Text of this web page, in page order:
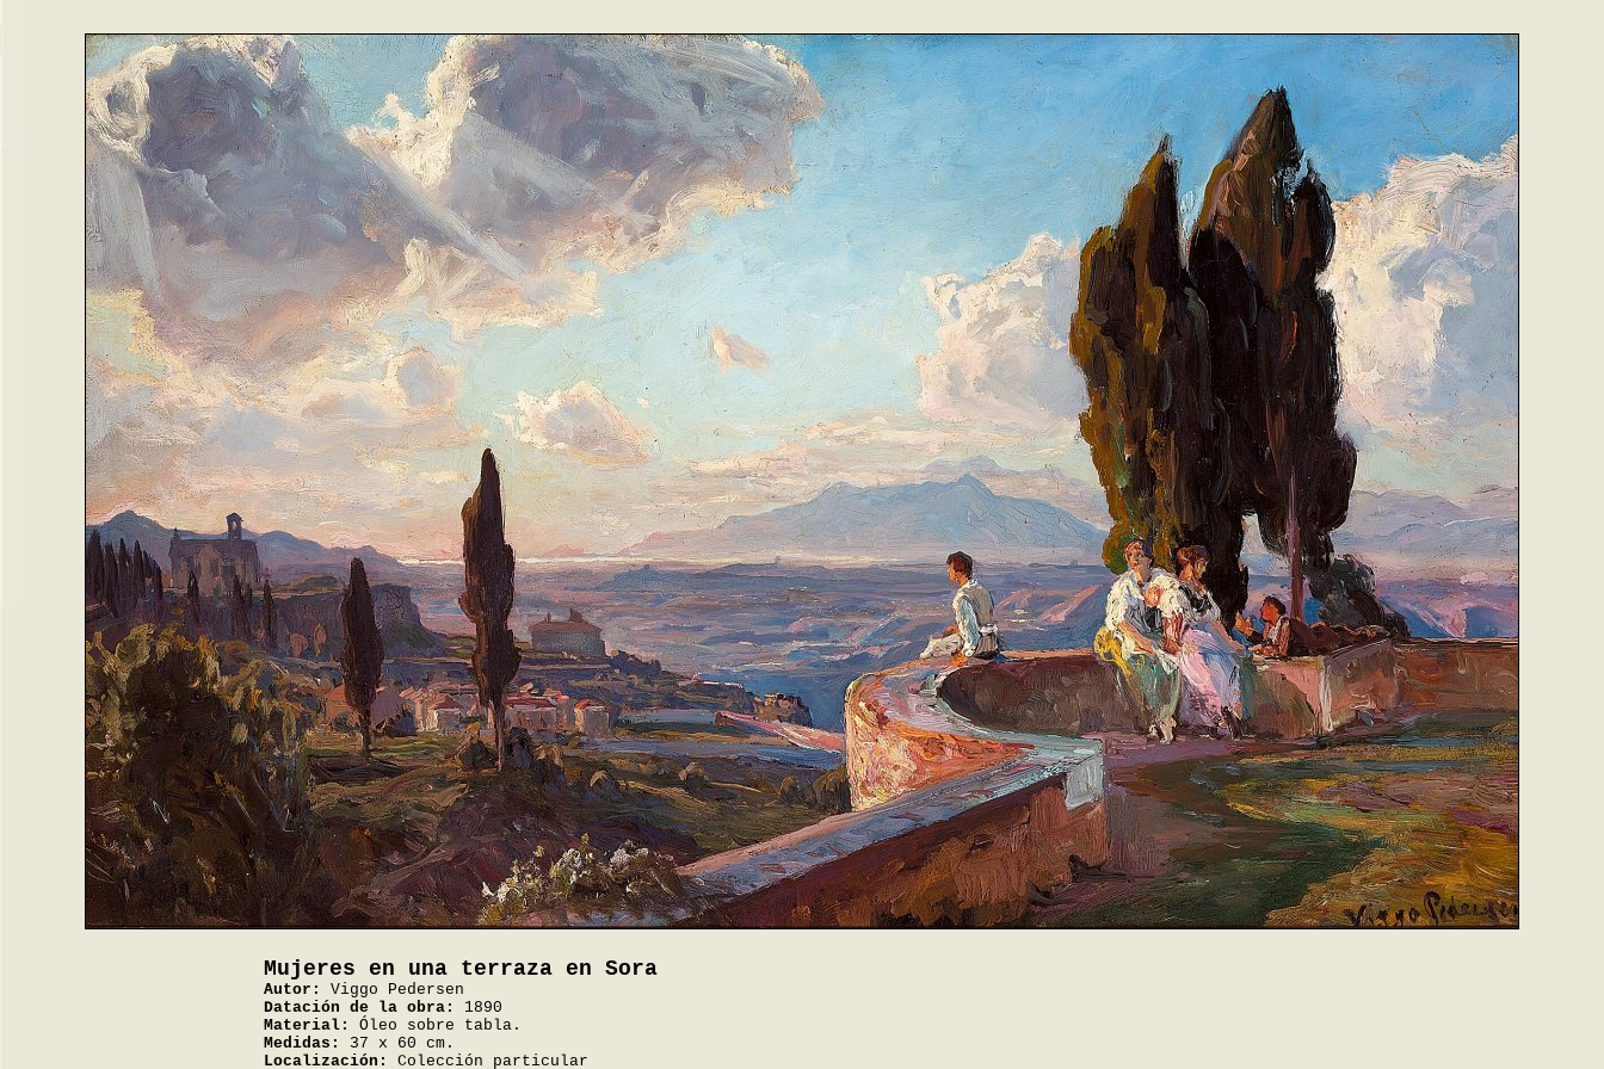
Mujeres en una terraza en Sora
Autor:
Viggo Pedersen
Datación de la obra:
1890
Material:
Óleo sobre tabla.
Medidas:
37 x 60 cm.
Localización:
Colección particular